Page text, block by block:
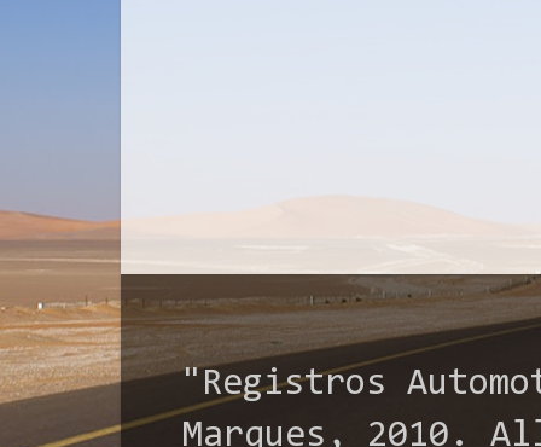
"Registros
Marques, 2010.